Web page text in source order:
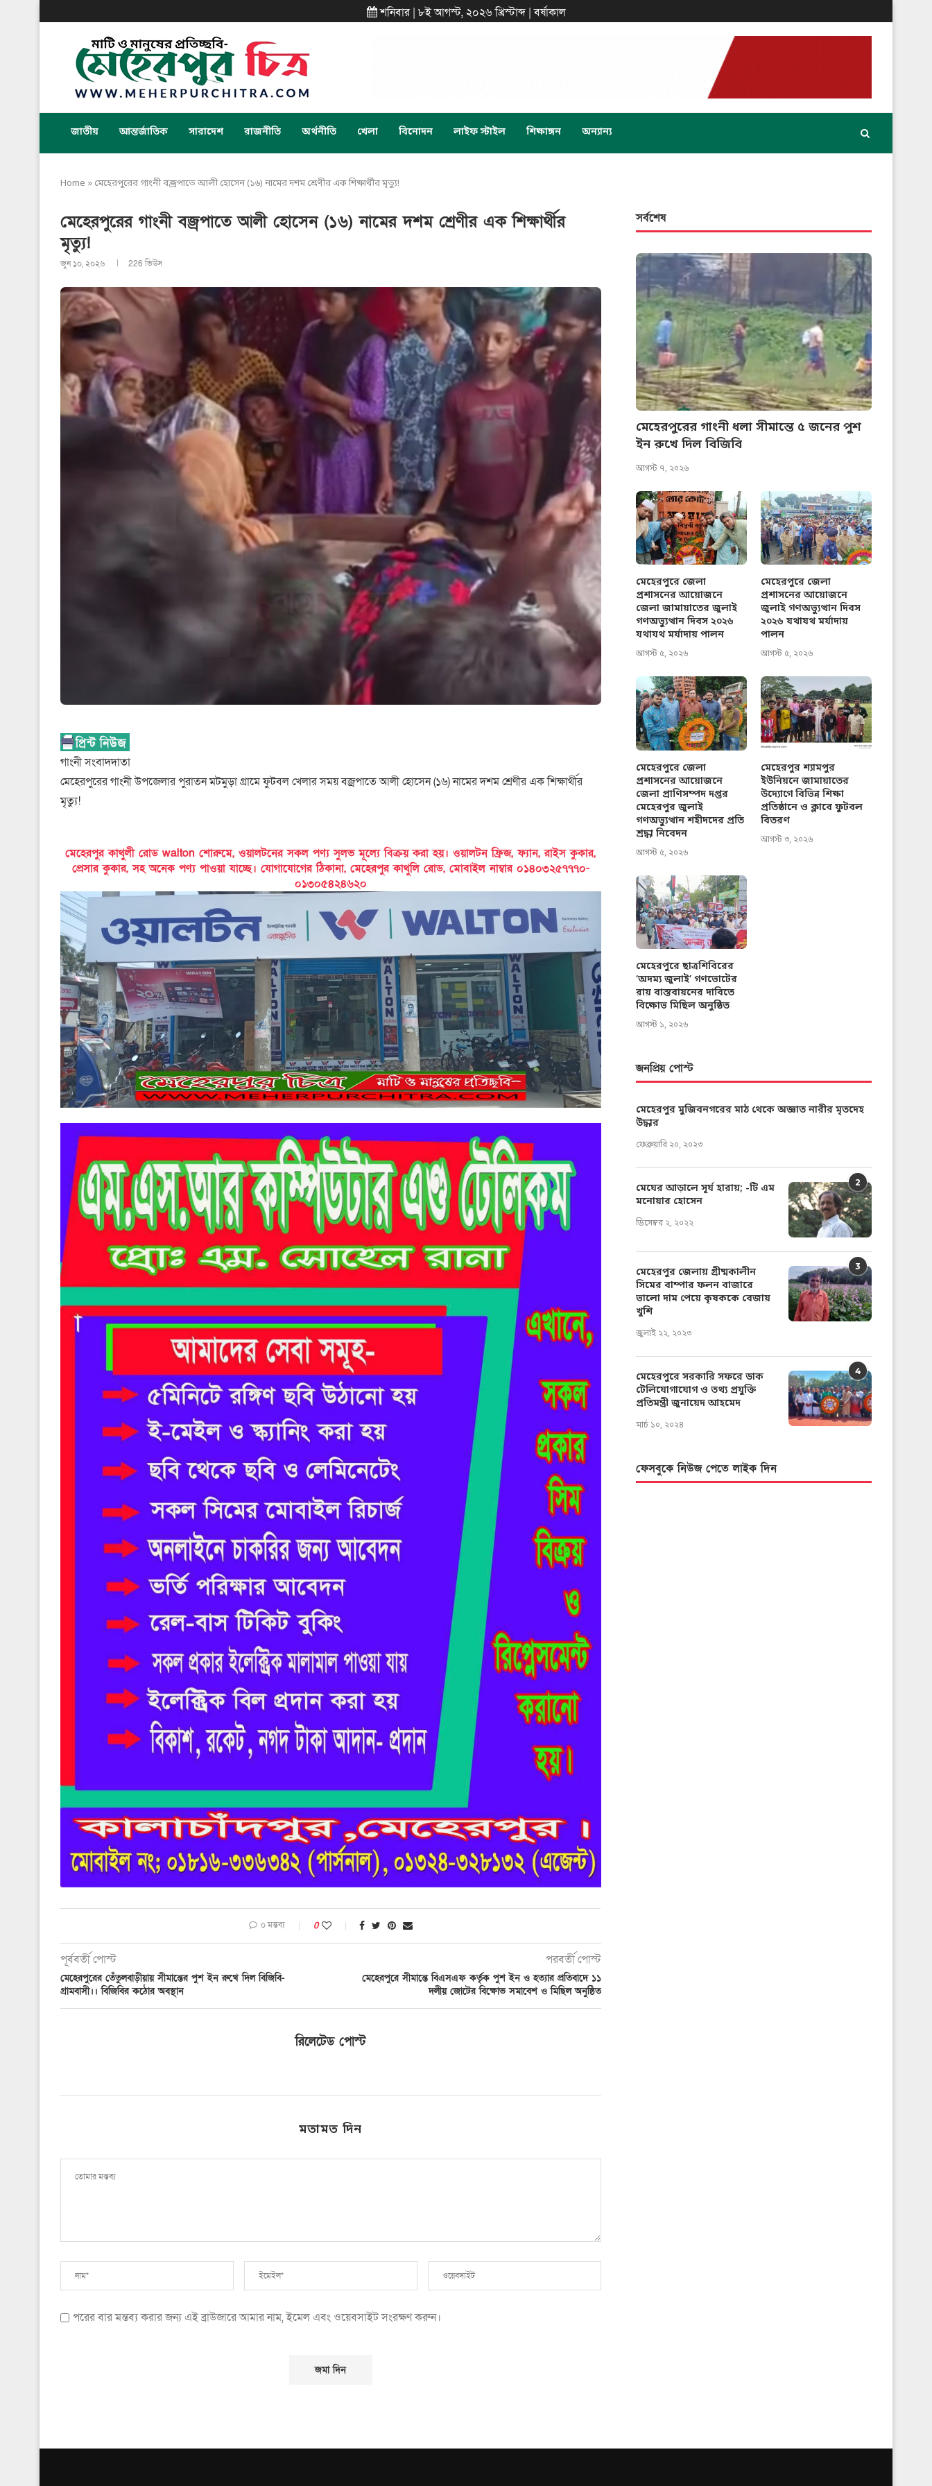
শনিবার | ৮ই আগস্ট, ২০২৬ খ্রিস্টাব্দ | বর্ষাকাল
জাতীয় আন্তর্জাতিক সারাদেশ রাজনীতি অর্থনীতি খেলা বিনোদন লাইফ স্টাইল শিক্ষাঙ্গন অন্যান্য
Home » মেহেরপুরের গাংনী বজ্রপাতে আলী হোসেন (১৬) নামের দশম শ্রেণীর এক শিক্ষার্থীর মৃত্যু!
মেহেরপুরের গাংনী বজ্রপাতে আলী হোসেন (১৬) নামের দশম শ্রেণীর এক শিক্ষার্থীর
মৃত্যু!
জুন ১০, ২০২৬ 226ভিউস
গাংনী সংবাদদাতা
মেহেরপুরের গাংনী উপজেলার পুরাতন মটমুড়া গ্রামে ফুটবল খেলার সময় বজ্রপাতে আলী হোসেন (১৬) নামের দশম শ্রেণীর এক শিক্ষার্থীর
মৃত্যু!
মেহেরপুর কাথুলী রোড walton শোরুমে, ওয়ালটনের সকল পণ্য সুলভ মূল্যে বিক্রয় করা হয়। ওয়ালটন ফ্রিজ, ফ্যান, রাইস কুকার,
প্রেসার কুকার, সহ অনেক পণ্য পাওয়া যাচ্ছে। যোগাযোগের ঠিকানা, মেহেরপুর কাথুলি রোড, মোবাইল নাম্বার ০১৪০৩২৫৭৭৭০-
০১৩০৫৪২৪৬২০
০ মন্তব্য 0
পূর্ববর্তী পোস্ট
মেহেরপুরের তেঁতুলবাড়ীয়ায় সীমান্তের পুশ ইন রুখে দিল বিজিবি-
গ্রামবাসী।। বিজিবির কঠোর অবস্থান
পরবর্তী পোস্ট
মেহেরপুরে সীমান্তে বিএসএফ কর্তৃক পুশ ইন ও হত্যার প্রতিবাদে ১১
দলীয় জোটের বিক্ষোভ সমাবেশ ও মিছিল অনুষ্ঠিত
রিলেটেড পোস্ট
মতামত দিন
পরের বার মন্তব্য করার জন্য এই ব্রাউজারে আমার নাম, ইমেল এবং ওয়েবসাইট সংরক্ষণ করুন।
সর্বশেষ
মেহেরপুরের গাংনী ধলা সীমান্তে ৫ জনের পুশ
ইন রুখে দিল বিজিবি
আগস্ট ৭, ২০২৬
মেহেরপুরে জেলা
প্রশাসনের আয়োজনে
জেলা জামায়াতের জুলাই
গণঅভ্যুত্থান দিবস ২০২৬
যথাযথ মর্যাদায় পালন
আগস্ট ৫, ২০২৬
মেহেরপুরে জেলা
প্রশাসনের আয়োজনে
জুলাই গণঅভ্যুত্থান দিবস
২০২৬ যথাযথ মর্যাদায়
পালন
আগস্ট ৫, ২০২৬
মেহেরপুরে জেলা
প্রশাসনের আয়োজনে
জেলা প্রাণিসম্পদ দপ্তর
মেহেরপুর জুলাই
গণঅভ্যুত্থান শহীদদের প্রতি
শ্রদ্ধা নিবেদন
আগস্ট ৫, ২০২৬
মেহেরপুর শ্যামপুর
ইউনিয়নে জামায়াতের
উদ্যোগে বিভিন্ন শিক্ষা
প্রতিষ্ঠানে ও ক্লাবে ফুটবল
বিতরণ
আগস্ট ৩, ২০২৬
মেহেরপুরে ছাত্রশিবিরের
‘অদম্য জুলাই’ গণভোটের
রায় বাস্তবায়নের দাবিতে
বিক্ষোভ মিছিল অনুষ্ঠিত
আগস্ট ১, ২০২৬
জনপ্রিয় পোস্ট
মেহেরপুর মুজিবনগরের মাঠ থেকে অজ্ঞাত নারীর মৃতদেহ
উদ্ধার
ফেব্রুয়ারি ২০, ২০২৩
2
মেঘের আড়ালে সূর্য হারায়; -টি এম
মনোয়ার হোসেন
ডিসেম্বর ২, ২০২২
3
মেহেরপুর জেলায় গ্রীষ্মকালীন
সিমের বাম্পার ফলন বাজারে
ভালো দাম পেয়ে কৃষককে বেজায়
খুশি
জুলাই ২২, ২০২৩
4
মেহেরপুরে সরকারি সফরে ডাক
টেলিযোগাযোগ ও তথ্য প্রযুক্তি
প্রতিমন্ত্রী জুনায়েদ আহমেদ
মার্চ ১০, ২০২৪
ফেসবুকে নিউজ পেতে লাইক দিন